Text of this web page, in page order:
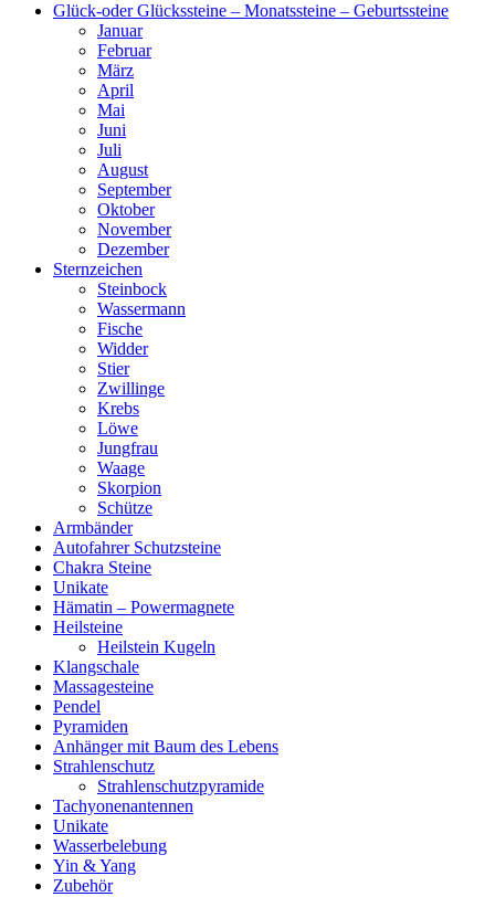
Glück-oder Glückssteine – Monatssteine – Geburtssteine
Januar
Februar
März
April
Mai
Juni
Juli
August
September
Oktober
November
Dezember
Sternzeichen
Steinbock
Wassermann
Fische
Widder
Stier
Zwillinge
Krebs
Löwe
Jungfrau
Waage
Skorpion
Schütze
Armbänder
Autofahrer Schutzsteine
Chakra Steine
Unikate
Hämatin – Powermagnete
Heilsteine
Heilstein Kugeln
Klangschale
Massagesteine
Pendel
Pyramiden
Anhänger mit Baum des Lebens
Strahlenschutz
Strahlenschutzpyramide
Tachyonenantennen
Unikate
Wasserbelebung
Yin & Yang
Zubehör